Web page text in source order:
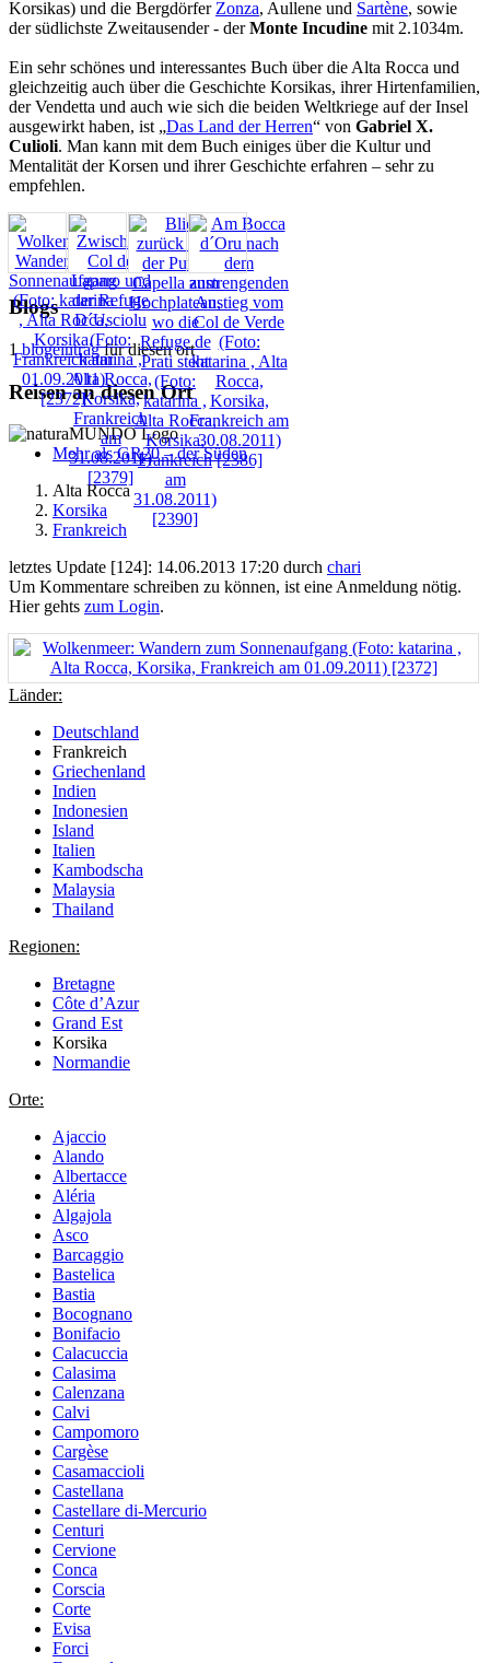
Korsikas) und die Bergdörfer Zonza, Aullene und Sartène, sowie
der südlichste Zweitausender - derMonte Incudine mit 2.1034m.
Ein sehr schönes und interessantes Buch über die Alta Rocca und
gleichzeitig auch über die Geschichte Korsikas, ihrer Hirtenfamilien,
der Vendetta und auch wie sich die beiden Weltkriege auf der Insel
ausgewirkt haben, ist
Das Land der Herren von Gabriel X.
Culioli. Man kann mit dem Buch einiges über die Kultur und
Mentalität der Korsen und ihrer Geschichte erfahren – sehr zu
empfehlen.
Blogs
1blogeintragfür diesen ort
Reisen an diesen Ort
Mehr als GR20 – der Süden
Alta Rocca
Korsika
Frankreich
letztes Update [124]: 14.06.2013 17:20 durch chari
Um Kommentare schreiben zu können, ist eine Anmeldung nötig.
Hier gehts zum Login.
Länder:
Deutschland
Frankreich
Griechenland
Indien
Indonesien
Island
Italien
Kambodscha
Malaysia
Thailand
Regionen:
Bretagne
Côte d’Azur
Grand Est
Korsika
Normandie
Orte:
Ajaccio
Alando
Albertacce
Aléria
Algajola
Asco
Barcaggio
Bastelica
Bastia
Bocognano
Bonifacio
Calacuccia
Calasima
Calenzana
Calvi
Campomoro
Cargèse
Casamaccioli
Castellana
Castellare di-Mercurio
Centuri
Cervione
Conca
Corscia
Corte
Evisa
Forci